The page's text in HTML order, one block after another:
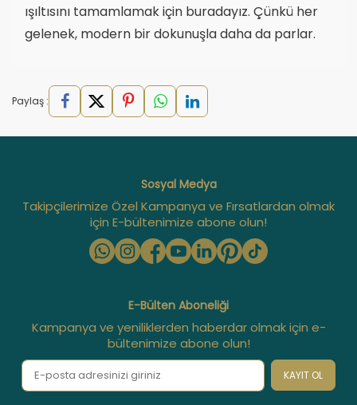
ışıltısını tamamlamak için buradayız. Çünkü her
gelenek, modern bir dokunuşla daha da parlar.
Paylaş :
Sosyal Medya
Takipçilerimize Özel Kampanya ve Fırsatlardan olmak
için E-bültenimize abone olun!
E-Bülten Aboneliği
Kampanya ve yeniliklerden haberdar olmak için e-
bültenimize abone olun!
KAYIT OL